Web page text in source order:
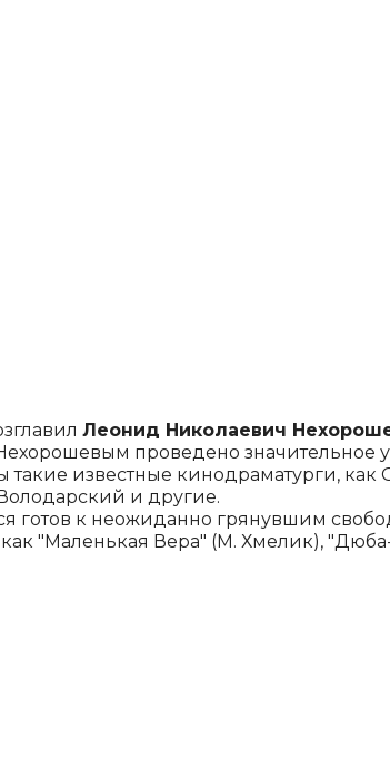
Леонид Ни­колаевич
про­ведено значительное
извест­ные кинодраматурги,
и другие.
готов к неожи­данно грянувшим
как "Маленькая Вера" (М. Хмелик),